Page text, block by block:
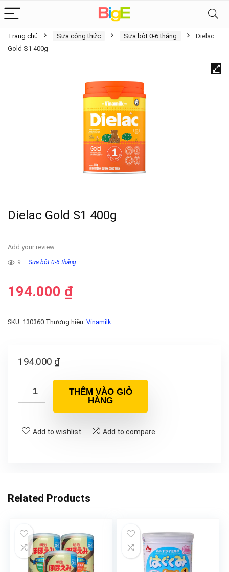
Trang chủ Sữa công thức Sữa bột 0-6 tháng
Dielac
Gold S1 400g
Dielac Gold S1 400g
Add your review
9 Sữa bột 0-6 tháng
194.000 ₫
SKU: 130360 Thương hiệu: Vinamilk
194.000 ₫
THÊM VÀO GIỎ
HÀNG
Add to wishlist Add to compare
Related Products